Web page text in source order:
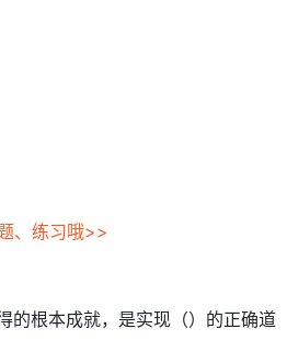
、练习哦>>
的根本成就，是实现（）的正确道